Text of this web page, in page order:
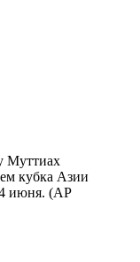
Муттиах
кубка Азии
июня. (AP